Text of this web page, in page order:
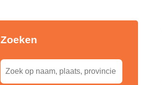
Zoeken